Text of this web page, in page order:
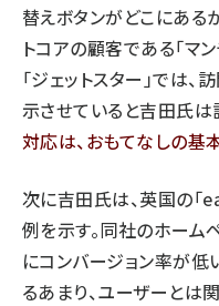
替えボタンがどこにある
トコアの顧客である「マ
「ジェットスター 」では
示させていると吉田氏は
対応は、おもてなしの基
次に吉田氏は、英国の「
例を示す。同社のホーム
にコンバージョン率が低
るあまり、ユーザーとは